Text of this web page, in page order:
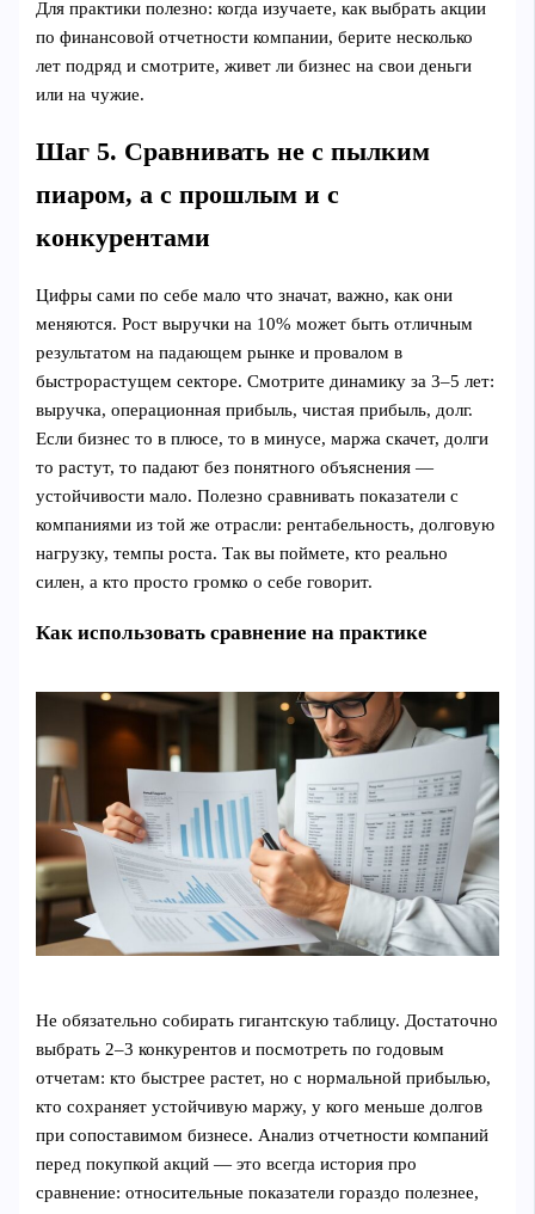
Для практики полезно: когда изучаете, как выбрать акции
по финансовой отчетности компании, берите несколько
лет подряд и смотрите, живет ли бизнес на свои деньги
или на чужие.
Шаг 5. Сравнивать не с пылким
пиаром, а с прошлым и с
конкурентами
Цифры сами по себе мало что значат, важно, как они
меняются. Рост выручки на 10% может быть отличным
результатом на падающем рынке и провалом в
быстрорастущем секторе. Смотрите динамику за 3–5 лет:
выручка, операционная прибыль, чистая прибыль, долг.
Если бизнес то в плюсе, то в минусе, маржа скачет, долги
то растут, то падают без понятного объяснения —
устойчивости мало. Полезно сравнивать показатели с
компаниями из той же отрасли: рентабельность, долговую
нагрузку, темпы роста. Так вы поймете, кто реально
силен, а кто просто громко о себе говорит.
Как использовать сравнение на практике
Не обязательно собирать гигантскую таблицу. Достаточно
выбрать 2–3 конкурентов и посмотреть по годовым
отчетам: кто быстрее растет, но с нормальной прибылью,
кто сохраняет устойчивую маржу, у кого меньше долгов
при сопоставимом бизнесе. Анализ отчетности компаний
перед покупкой акций — это всегда история про
сравнение: относительные показатели гораздо полезнее,